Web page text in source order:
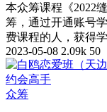
本众筹课程《2022
筹，通过开通账号
费课程的人，获得
2023-05-08 2.09k 50
众筹